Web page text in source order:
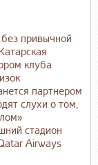
привычной
клуба
партнером
слухи о том,
стадион
Airways